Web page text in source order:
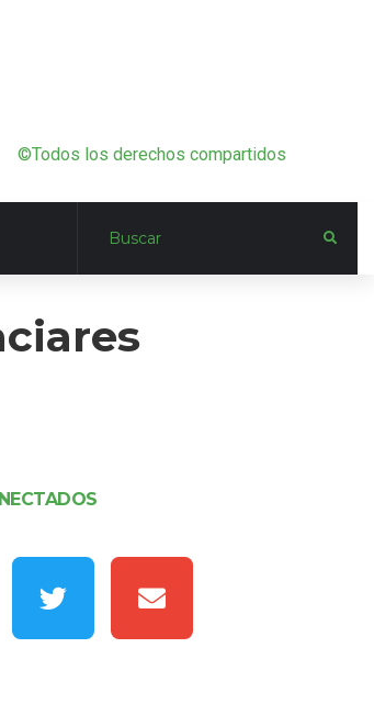
©Todos los derechos compartidos